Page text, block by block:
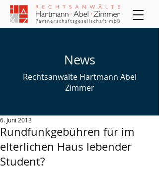
News
Rechtsanwälte Hartmann Abel
Zimmer
Rundfunkgebühren für im
elterlichen Haus lebender
Student?
6. Juni 2013